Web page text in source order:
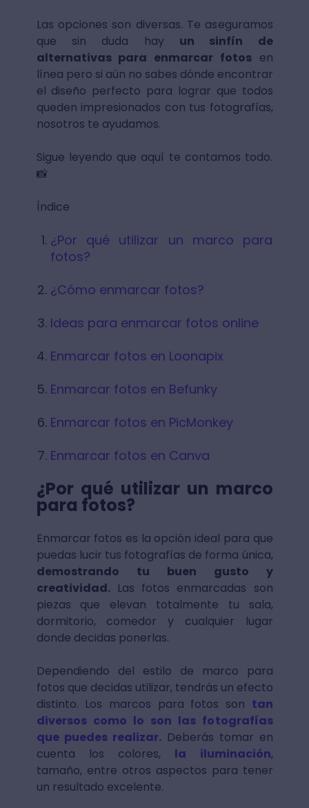
Las opciones son diversas. Te aseguramos
que sin duda hay un sinfín de
alternativas para enmarcar fotosen
línea pero si aún no sabes dónde encontrar
el diseño perfecto para lograr que todos
queden impresionados con tus fotografías,
nosotros te ayudamos.
Sigue leyendo que aquí te contamos todo.
📸
Índice
¿Por qué utilizar un marco para
fotos?
¿Cómo enmarcar fotos?
Ideas para enmarcar fotos online
Enmarcar fotos en Loonapix
Enmarcar fotos en Befunky
Enmarcar fotos en PicMonkey
Enmarcar fotos en Canva
¿Por qué utilizar un marco
para fotos?
Enmarcar fotos es la opción ideal para que
puedas lucir tus fotografías de forma única,
demostrando tu buen gusto y
creatividad.Las fotos enmarcadas son
piezas que elevan totalmente tu sala,
dormitorio, comedor y cualquier lugar
donde decidas ponerlas.
Dependiendo del estilo de marco para
fotos que decidas utilizar, tendrás un efecto
distinto. Los marcos para fotos son tan
diversos como lo son las fotografías
que puedes realizar.Deberás tomar en
cuenta los colores, la iluminación,
tamaño, entre otros aspectos para tener
un resultado excelente.